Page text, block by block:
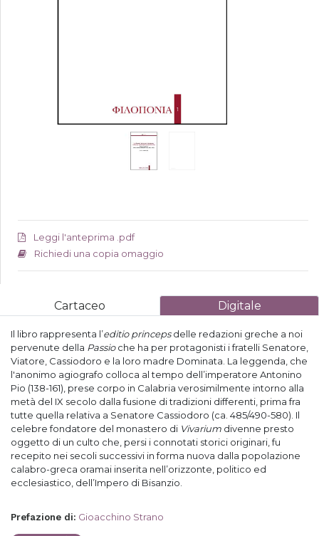
Leggi l'anteprima .pdf
Richiedi una copia omaggio
Cartaceo Digitale
Il libro rappresenta l’editio princepsdelle redazioni greche a noi
pervenute della Passioche ha per protagonisti i fratelli Senatore,
Viatore, Cassiodoro e la loro madre Dominata. La leggenda, che
l'anonimo agiografo colloca al tempo dell’imperatore Antonino
Pio (138-161), prese corpo in Calabria verosimilmente intorno alla
metà del IX secolo dalla fusione di tradizioni differenti, prima fra
tutte quella relativa a Senatore Cassiodoro (ca. 485/490-580). Il
celebre fondatore del monastero di Vivarium divenne presto
oggetto di un culto che, persi i connotati storici originari, fu
recepito nei secoli successivi in forma nuova dalla popolazione
calabro-greca oramai inserita nell’orizzonte, politico ed
ecclesiastico, dell’Impero di Bisanzio.
Prefazione di: Gioacchino Strano